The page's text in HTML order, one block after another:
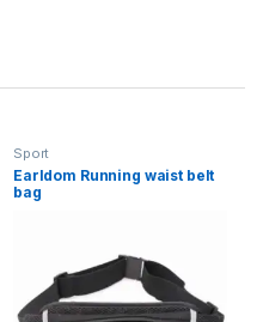
Sport
Earldom Running waist belt
bag